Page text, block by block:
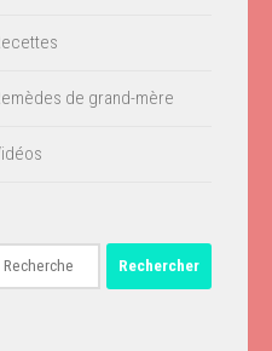
de grand-mère
: